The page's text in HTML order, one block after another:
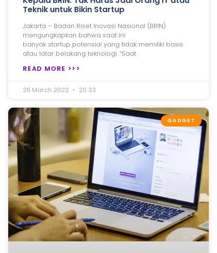
Teknik untuk Bikin Startup
Jakarta – Badan Riset Inovasi Nasional (BRIN)
mengungkapkan bahwa saat ini
banyak startup potensial yang tidak memiliki basis
atau latar belakang teknologi. “Saat
READ MORE >>>
26 March 2022 20:33
GADGET